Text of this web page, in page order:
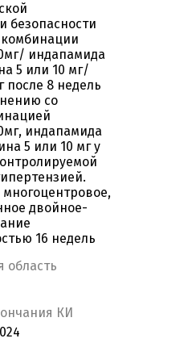
безопасности
индапамида
5 или 10 мг/
после 8 недель
со
индапамида
5 или 10 мг у
двойное-
16 недель
область
КИ